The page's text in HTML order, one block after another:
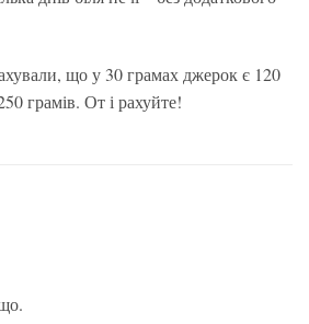
що у 30 грамах джерок є 120
грамів. От і рахуйте!